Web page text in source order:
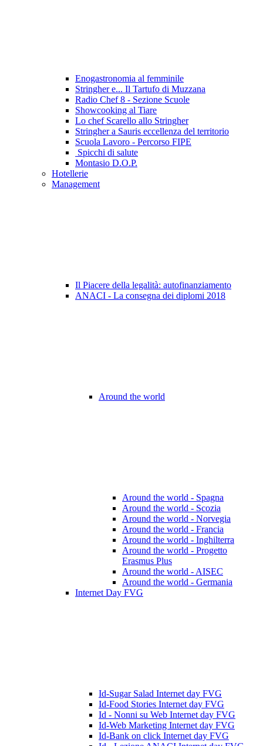
Enogastronomia al femminile
Stringher e... Il Tartufo di Muzzana
Radio Chef 8 - Sezione Scuole
Showcooking al Tiare
Lo chef Scarello allo Stringher
Stringher a Sauris eccellenza del territorio
Scuola Lavoro - Percorso FIPE
Spicchi di salute
Montasio D.O.P.
Hotellerie
Management
Il Piacere della legalità: autofinanziamento
ANACI - La consegna dei diplomi 2018
Around the world
Around the world - Spagna
Around the world - Scozia
Around the world - Norvegia
Around the world - Francia
Around the world - Inghilterra
Around the world - Progetto
Erasmus Plus
Around the world - AISEC
Around the world - Germania
Internet Day FVG
Id-Sugar Salad Internet day FVG
Id-Food Stories Internet day FVG
Id - Nonni su Web Internet day FVG
Id-Web Marketing Internet day FVG
Id-Bank on click Internet day FVG